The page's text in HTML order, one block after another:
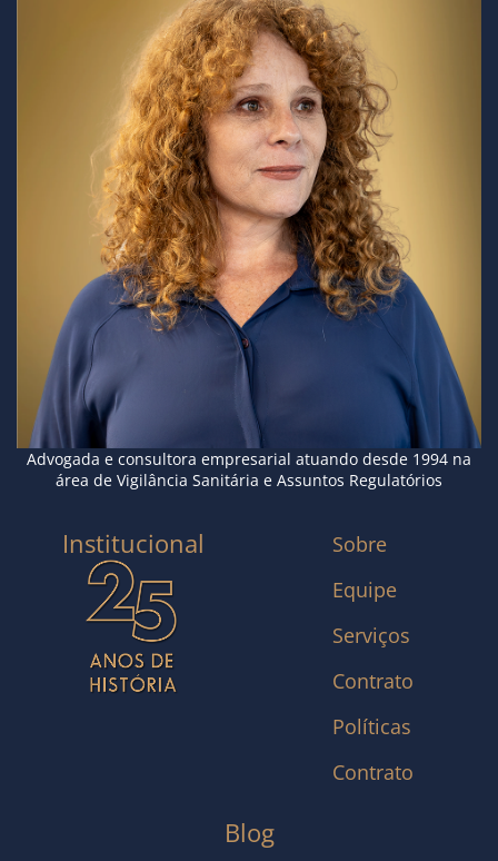
Advogada e consultora empresarial atuando desde 1994 na
área de Vigilância Sanitária e Assuntos Regulatórios
Institucional
Sobre
Equipe
Serviços
Contrato
Políticas
Contrato
Blog